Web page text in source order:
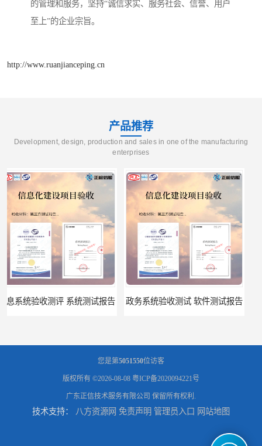
的管理和服务，坚持“诚信求实、服务社会、信誉、用户
至上”的企业宗旨。
http://www.ruanjianceping.cn
产品推荐
Development, design, production and sales in one of the manufacturing
enterprises
政务系统验收测试 软件测试报告
您是第5051550位访客
版权所有 ©2026-08-08 粤ICP备2020094221号
广东正信技术服务有限公司 保留所有权利.
技术支持： 八方资源网 免责声明 管理员入口 网站地图